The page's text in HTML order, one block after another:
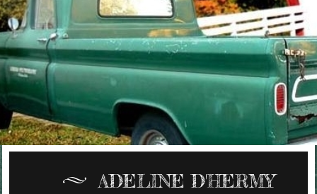
ADELINE D'HERMY